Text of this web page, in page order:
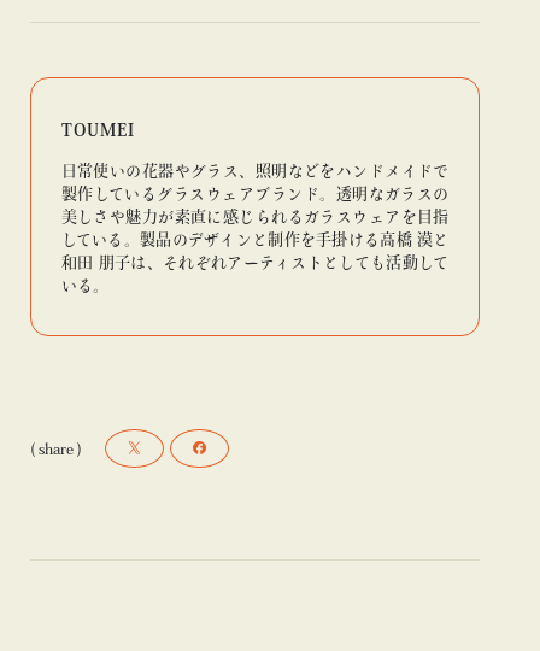
TOUMEI
日常使いの花器やグラス、照明などをハンドメイドで
製作しているグラスウェアブランド。透明なガラスの
美しさや魅力が素直に感じられるガラスウェアを目指
している。製品のデザインと制作を手掛ける高橋 漠と
和田 朋子は、それぞれアーティストとしても活動して
いる。
( share )